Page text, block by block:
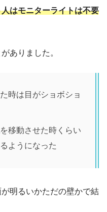
はモニターライトは不要
ありました。
時は目がショボショ
移動させた時くらい
ようになった
明るいかただの壁かで結